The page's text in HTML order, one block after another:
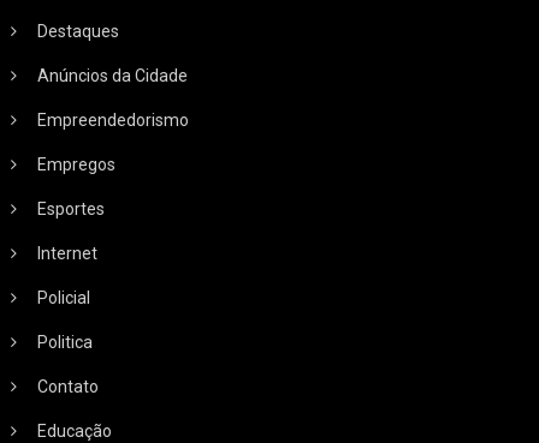
Destaques
Anúncios da Cidade
Empreendedorismo
Empregos
Esportes
Internet
Policial
Politica
Contato
Educação